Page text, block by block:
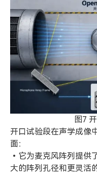
图7
开口试验段在声学成像
面：
•它为麦克风阵列提供
大的阵列孔径和更灵活